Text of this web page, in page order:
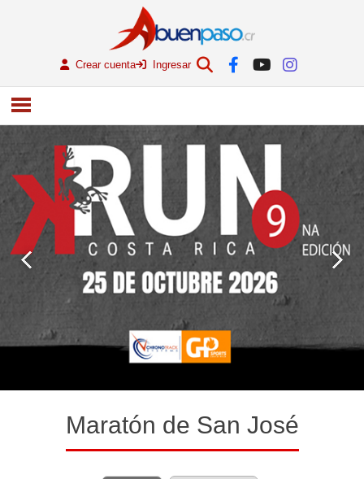
Crear cuenta Ingresar
Maratón de San José